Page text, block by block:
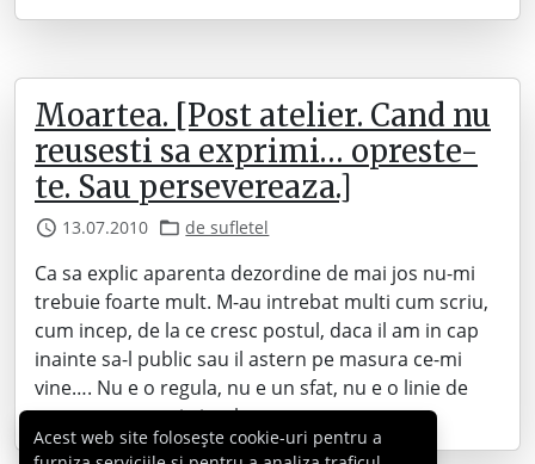
Moartea. [Post atelier. Cand nu
reusesti sa exprimi… opreste-
te. Sau persevereaza.]
13.07.2010 de sufletel
Ca sa explic aparenta dezordine de mai jos nu-mi
trebuie foarte mult. M-au intrebat multi cum scriu,
cum incep, de la ce cresc postul, daca il am in cap
inainte sa-l public sau il astern pe masura ce-mi
vine…. Nu e o regula, nu e un sfat, nu e o linie de
urmat, e… pur-si-simplu…
Acest web site folosește cookie-uri pentru a